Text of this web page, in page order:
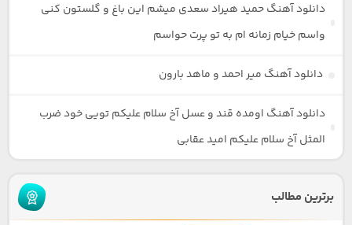
دانلود آهنگ حمید هیراد سعدی میشم این باغ و گلستون کنی
واسم خیام زمانه ام به تو پرت حواسم
دانلود آهنگ میر احمد و ماهد بارون
دانلود آهنگ اومده قند و عسل آخ سلام علیکم تویی خود ضرب
المثل آخ سلام علیکم امید عقابی
برترین مطالب